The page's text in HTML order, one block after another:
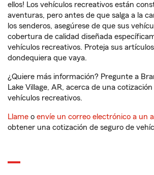
ellos! Los vehículos recreativos están
aventuras, pero antes de que salga a la
los senderos, asegúrese de que sus
cobertura de calidad diseñada
vehículos recreativos. Proteja sus
dondequiera que vaya.
¿Quiere más información? Pregunte a
Lake Village, AR, acerca de una
vehículos recreativos.
Llame o envíe un correo electrónico a un
obtener una cotización de seguro de